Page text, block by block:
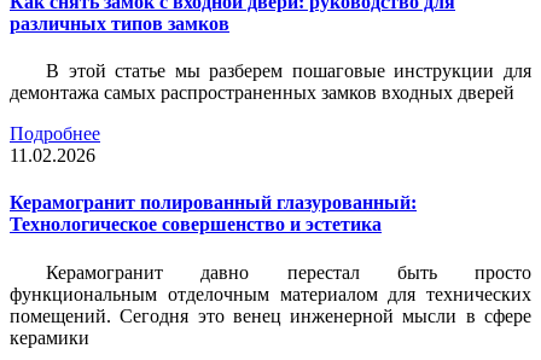
различных типов замков
В этой статье мы разберем пошаговые инструкции для
демонтажа самых распространенных замков входных дверей
Подробнее
11.02.2026
Керамогранит полированный глазурованный:
Технологическое совершенство и эстетика
Керамогранит давно перестал быть просто
функциональным отделочным материалом для технических
помещений. Сегодня это венец инженерной мысли в сфере
керамики